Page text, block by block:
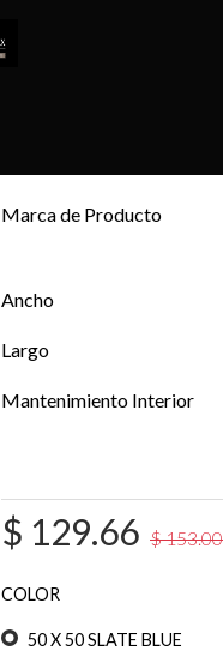
Todos los productos
Marca de Producto
Ancho
Largo
Mantenimiento Interior
$ 129.66 $153.00
COLOR
50 X 50 SLATE BLUE